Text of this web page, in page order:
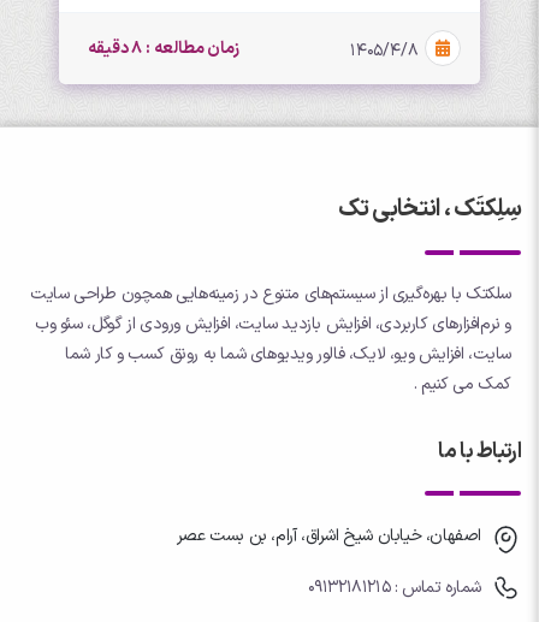
۱۴۰۵/۴/۸ زمان مطالعه : 8 دقیقه
سِلِکتَک ، انتخابی تک
سلکتک با بهره‌گیری از سیستم‌های متنوع در زمینه‌هایی همچون طراحی سایت
و نرم‌افزارهای کاربردی، افزایش بازدید سایت، افزایش ورودی از گوگل، سئو وب
سایت، افزایش ویو، لایک، فالور ویدیوهای شما به رونق کسب و کار شما
کمک می کنیم .
ارتباط با ما
اصفهان، خیابان شیخ اشراق، آرام، بن بست عصر
شماره تماس : 09132181215